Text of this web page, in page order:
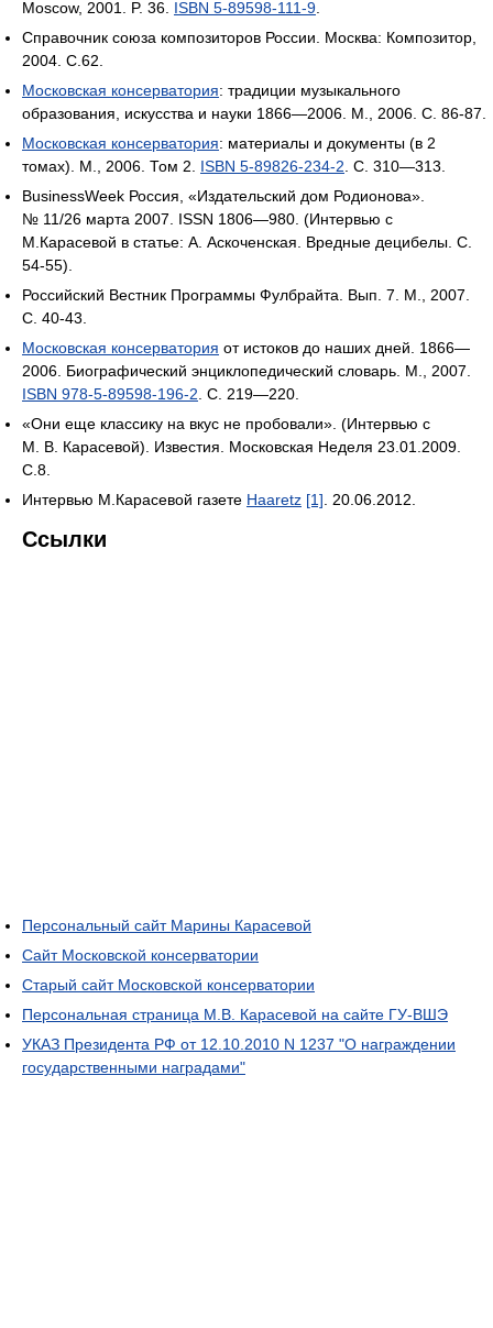
Moscow, 2001. P. 36. ISBN 5-89598-111-9.
Справочник союза композиторов России. Москва: Композитор,
2004. С.62.
Московская консерватория: традиции музыкального
образования, искусства и науки 1866—2006. М., 2006. С. 86-87.
Московская консерватория: материалы и документы (в 2
томах). M., 2006. Том 2. ISBN 5-89826-234-2. C. 310—313.
BusinessWeek Россия, «Издательский дом Родионова».
№ 11/26 марта 2007. ISSN 1806—980. (Интервью с
М.Карасевой в статье: А. Аскоченская. Вредные децибелы. С.
54-55).
Российский Вестник Программы Фулбрайта. Вып. 7. М., 2007.
С. 40-43.
Московская консерватория от истоков до наших дней. 1866—
2006. Биографический энциклопедический словарь. М., 2007.
ISBN 978-5-89598-196-2. С. 219—220.
«Они еще классику на вкус не пробовали». (Интервью с
М. В. Карасевой). Известия. Московская Неделя 23.01.2009.
С.8.
Интервью М.Карасевой газете Haaretz [1]. 20.06.2012.
Ссылки
Персональный сайт Марины Карасевой
Сайт Московской консерватории
Старый сайт Московской консерватории
Персональная страница М.В. Карасевой на сайте ГУ-ВШЭ
УКАЗ Президента РФ от 12.10.2010 N 1237 "О награждении
государственными наградами"